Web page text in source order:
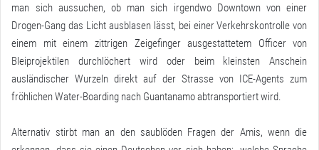
man sich aussuchen, ob man sich irgendwo Downtown von einer
Drogen-Gang das Licht ausblasen lässt, bei einer Verkehrskontrolle von
einem mit einem zittrigen Zeigefinger ausgestattetem Officer von
Bleiprojektilen durchlöchert wird oder beim kleinsten Anschein
ausländischer Wurzeln direkt auf der Strasse von ICE-Agents zum
fröhlichen Water-Boarding nach Guantanamo abtransportiert wird.
Alternativ stirbt man an den saublöden Fragen der Amis, wenn die